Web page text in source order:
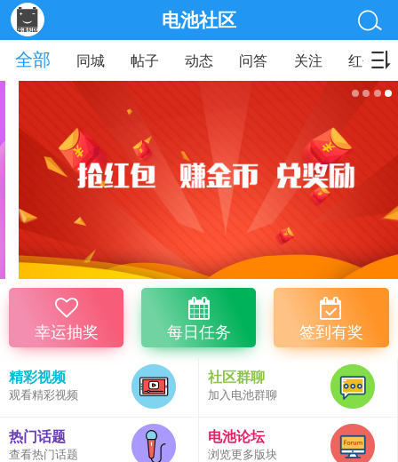
电池社区
全部
同城 帖子 动态 问答 关注 红包
幸运抽奖 每日任务 签到有奖
精彩视频
观看精彩视频
社区群聊
加入电池群聊
热门话题
查看热门话题
电池论坛
浏览更多版块